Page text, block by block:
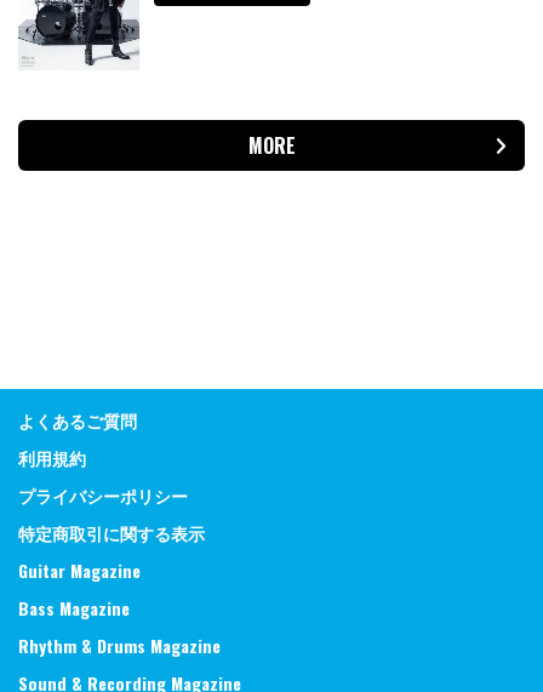
MORE
よくあるご質問
利用規約
プライバシーポリシー
特定商取引に関する表示
Guitar Magazine
Bass Magazine
Rhythm & Drums Magazine
Sound & Recording Magazine